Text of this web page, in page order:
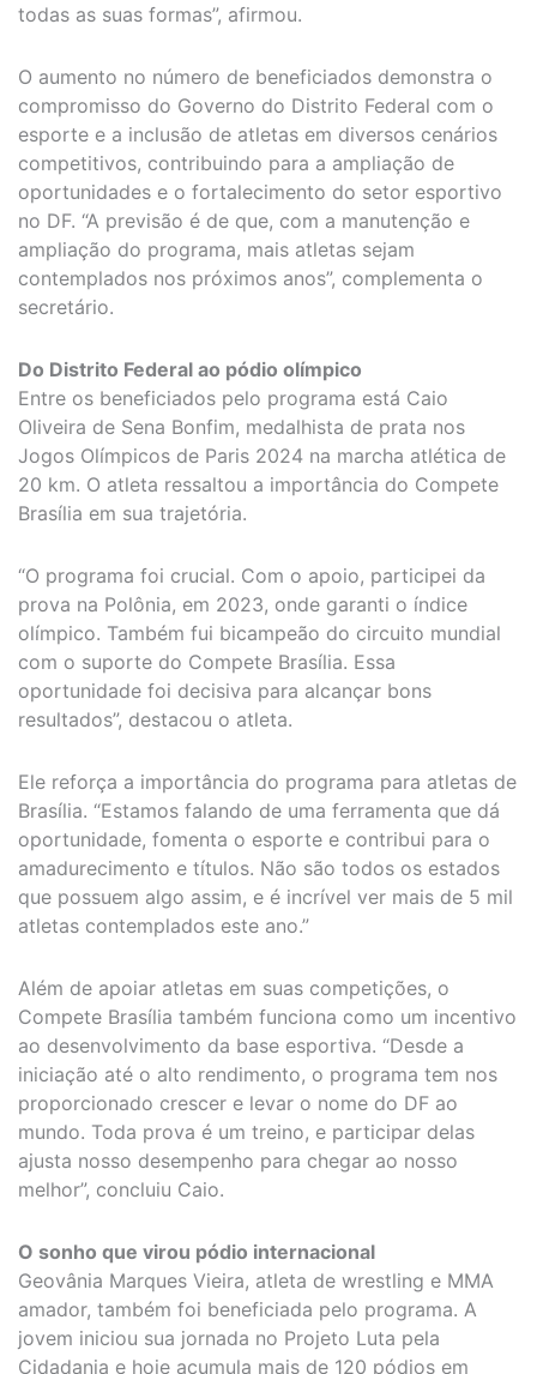
todas as suas formas”, afirmou.
O aumento no número de beneficiados demonstra o
compromisso do Governo do Distrito Federal com o
esporte e a inclusão de atletas em diversos cenários
competitivos, contribuindo para a ampliação de
oportunidades e o fortalecimento do setor esportivo
no DF. “A previsão é de que, com a manutenção e
ampliação do programa, mais atletas sejam
contemplados nos próximos anos”, complementa o
secretário.
Do Distrito Federal ao pódio olímpico
Entre os beneficiados pelo programa está Caio
Oliveira de Sena Bonfim, medalhista de prata nos
Jogos Olímpicos de Paris 2024 na marcha atlética de
20 km. O atleta ressaltou a importância do Compete
Brasília em sua trajetória.
“O programa foi crucial. Com o apoio, participei da
prova na Polônia, em 2023, onde garanti o índice
olímpico. Também fui bicampeão do circuito mundial
com o suporte do Compete Brasília. Essa
oportunidade foi decisiva para alcançar bons
resultados”, destacou o atleta.
Ele reforça a importância do programa para atletas de
Brasília. “Estamos falando de uma ferramenta que dá
oportunidade, fomenta o esporte e contribui para o
amadurecimento e títulos. Não são todos os estados
que possuem algo assim, e é incrível ver mais de 5 mil
atletas contemplados este ano.”
Além de apoiar atletas em suas competições, o
Compete Brasília também funciona como um incentivo
ao desenvolvimento da base esportiva. “Desde a
iniciação até o alto rendimento, o programa tem nos
proporcionado crescer e levar o nome do DF ao
mundo. Toda prova é um treino, e participar delas
ajusta nosso desempenho para chegar ao nosso
melhor”, concluiu Caio.
O sonho que virou pódio internacional
Geovânia Marques Vieira, atleta de wrestling e MMA
amador, também foi beneficiada pelo programa. A
jovem iniciou sua jornada no Projeto Luta pela
Cidadania e hoje acumula mais de 120 pódios em